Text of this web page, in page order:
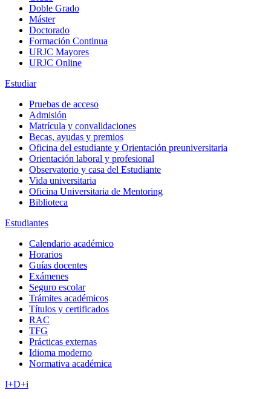
Doble Grado
Máster
Doctorado
Formación Continua
URJC Mayores
URJC Online
Estudiar
Pruebas de acceso
Admisión
Matrícula y convalidaciones
Becas, ayudas y premios
Oficina del estudiante y Orientación preuniversitaria
Orientación laboral y profesional
Observatorio y casa del Estudiante
Vida universitaria
Oficina Universitaria de Mentoring
Biblioteca
Estudiantes
Calendario académico
Horarios
Guías docentes
Exámenes
Seguro escolar
Trámites académicos
Títulos y certificados
RAC
TFG
Prácticas externas
Idioma moderno
Normativa académica
I+D+i